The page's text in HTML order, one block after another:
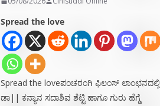
Spread the love
Spread the loveಪಂಚರಂಗಿ ಫಿಲಂಸ್ ಲಾಂಛನದಲ್ಲಿ
ಡಾ|| ಕನ್ಯಾನ ಸದಾಶಿವ ಶೆಟ್ಟಿ ಹಾಗೂ ಗುರು ಹೆಗ್ಡೆ